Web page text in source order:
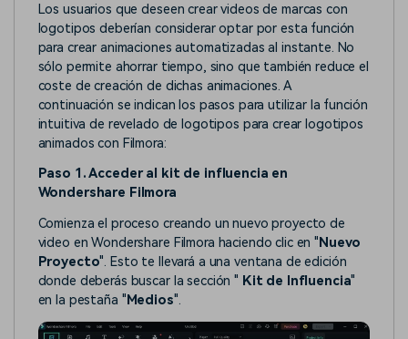
Los usuarios que deseen crear videos de marcas con
logotipos deberían considerar optar por esta función
para crear animaciones automatizadas al instante. No
sólo permite ahorrar tiempo, sino que también reduce el
coste de creación de dichas animaciones. A
continuación se indican los pasos para utilizar la función
intuitiva de revelado de logotipos para crear logotipos
animados con Filmora:
Paso 1. Acceder al kit de influencia en
Wondershare Filmora
Comienza el proceso creando un nuevo proyecto de
video en Wondershare Filmora haciendo clic en " Nuevo
Proyecto". Esto te llevará a una ventana de edición
donde deberás buscar la sección " Kit de Influencia"
en la pestaña " Medios".